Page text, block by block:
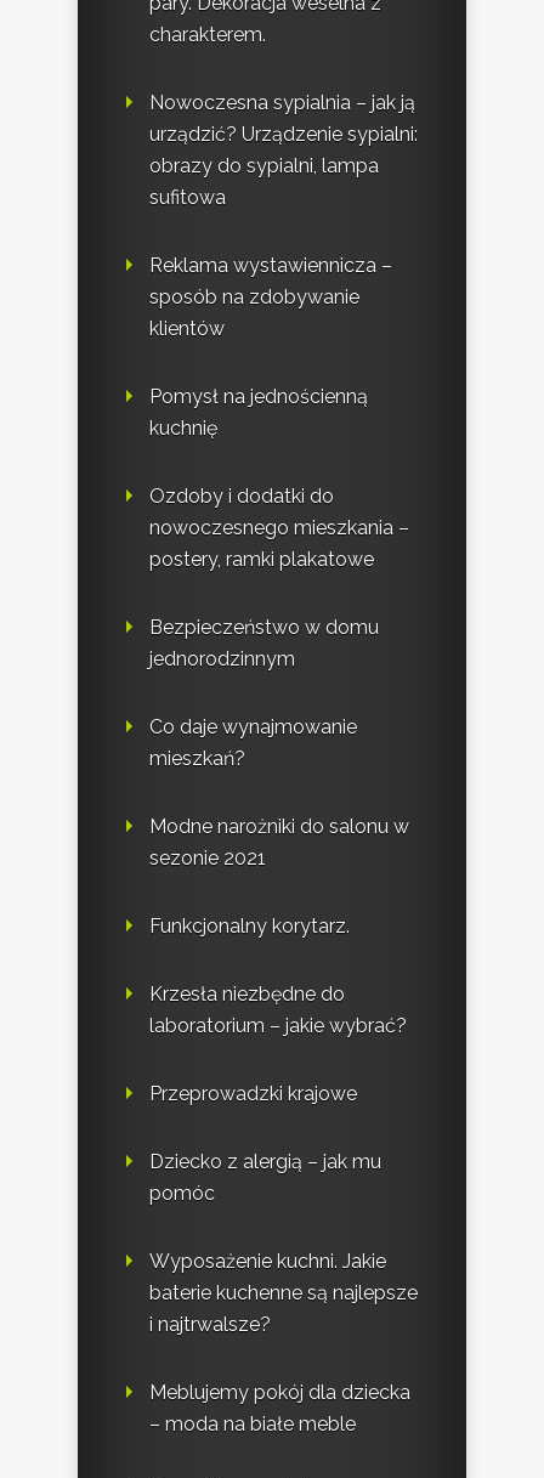
charakterem.
Nowoczesna sypialnia – jak ją
urządzić? Urządzenie sypialni:
obrazy do sypialni, lampa
sufitowa
Reklama wystawiennicza –
sposób na zdobywanie
klientów
Pomysł na jednościenną
kuchnię
Ozdoby i dodatki do
nowoczesnego mieszkania –
postery, ramki plakatowe
Bezpieczeństwo w domu
jednorodzinnym
Co daje wynajmowanie
mieszkań?
Modne narożniki do salonu w
sezonie 2021
Funkcjonalny korytarz.
Krzesła niezbędne do
laboratorium – jakie wybrać?
Przeprowadzki krajowe
Dziecko z alergią – jak mu
pomóc
Wyposażenie kuchni. Jakie
baterie kuchenne są najlepsze
i najtrwalsze?
Meblujemy pokój dla dziecka
– moda na białe meble